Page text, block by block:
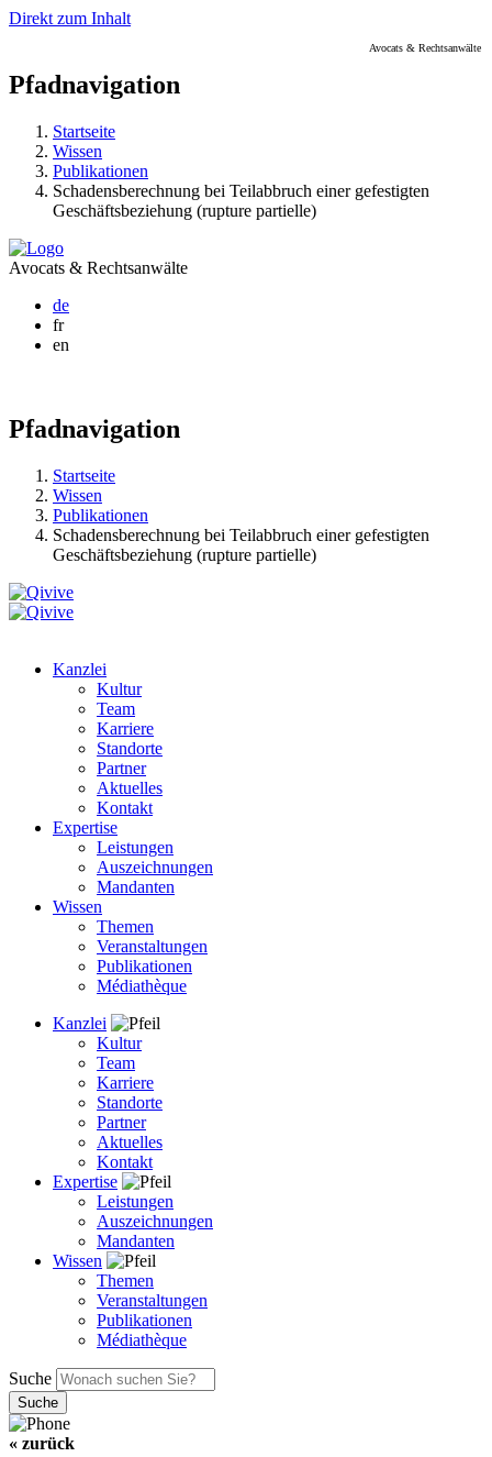
Direkt zum Inhalt
Avocats & Rechtsanwälte
Pfadnavigation
Startseite
Wissen
Publikationen
Schadensberechnung bei Teilabbruch einer gefestigten
Geschäftsbeziehung (rupture partielle)
Avocats & Rechtsanwälte
de
fr
en
Pfadnavigation
Startseite
Wissen
Publikationen
Schadensberechnung bei Teilabbruch einer gefestigten
Geschäftsbeziehung (rupture partielle)
Kanzlei
Kultur
Team
Karriere
Standorte
Partner
Aktuelles
Kontakt
Expertise
Leistungen
Auszeichnungen
Mandanten
Wissen
Themen
Veranstaltungen
Publikationen
Médiathèque
Kanzlei
Kultur
Team
Karriere
Standorte
Partner
Aktuelles
Kontakt
Expertise
Leistungen
Auszeichnungen
Mandanten
Wissen
Themen
Veranstaltungen
Publikationen
Médiathèque
Suche
« zurück